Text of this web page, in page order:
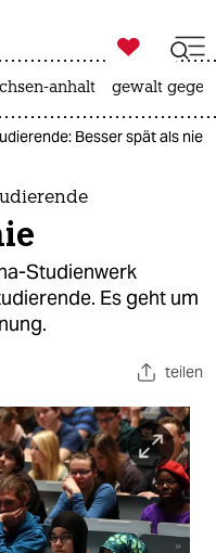

taz zahl ich
anhalt gewalt
Besser spät als nie
Studienwerk
Es geht um
teilen